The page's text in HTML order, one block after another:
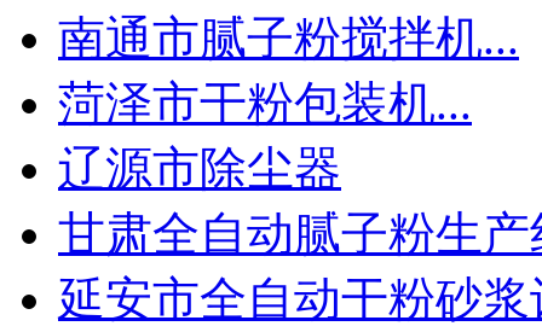
南通市腻子粉搅拌机...
菏泽市干粉包装机...
辽源市除尘器
甘肃全自动腻子粉生产
延安市全自动干粉砂浆